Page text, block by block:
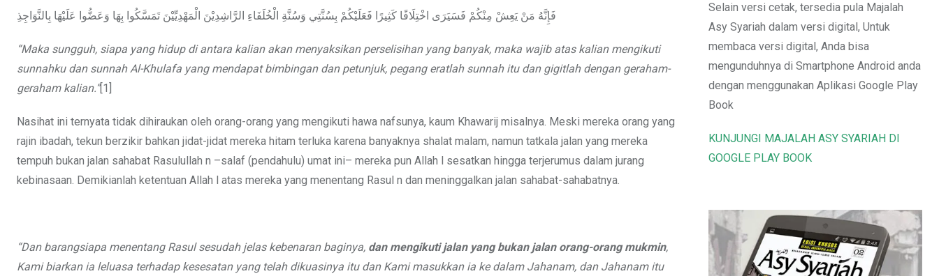
فَإِنَّهُ مَنْ يَعِشْ مِنْكُمْ فَسَيَرَى اخْتِلَافًا كَثِيرًا فَعَلَيْكُمْ بِسُنَّتِي وَسُنَّةِ الْخُلَفَاءِ الرَّاشِدِيْنَ الْمَهْدِيِّيْنَ تَمَسَّكُوا بِهَا وَعَضُّوا عَلَيْهَا بِالنَّوَاجِذِ
“Maka sungguh, siapa yang hidup di antara kalian akan menyaksikan perselisihan yang banyak, maka wajib atas kalian mengikuti
sunnahku dan sunnah Al-Khulafa yang mendapat bimbingan dan petunjuk, pegang eratlah sunnah itu dan gigitlah dengan geraham-
geraham kalian.”[1]
Nasihat ini ternyata tidak dihiraukan oleh orang-orang yang mengikuti hawa nafsunya, kaum Khawarij misalnya. Meski mereka orang yang
rajin ibadah, tekun berzikir bahkan jidat-jidat mereka hitam terluka karena banyaknya shalat malam, namun tatkala jalan yang mereka
tempuh bukan jalan sahabat Rasulullah n –salaf (pendahulu) umat ini– mereka pun Allah l sesatkan hingga terjerumus dalam jurang
kebinasaan. Demikianlah ketentuan Allah l atas mereka yang menentang Rasul n dan meninggalkan jalan sahabat-sahabatnya.
“Dan barangsiapa menentang Rasul sesudah jelas kebenaran baginya, dan mengikuti jalan yang bukan jalan orang-orang mukmin,
Kami biarkan ia leluasa terhadap kesesatan yang telah dikuasinya itu dan Kami masukkan ia ke dalam Jahanam, dan Jahanam itu
Selain versi cetak, tersedia pula Majalah
Asy Syariah dalam versi digital, Untuk
membaca versi digital, Anda bisa
mengunduhnya di Smartphone Android anda
dengan menggunakan Aplikasi Google Play
Book
KUNJUNGI MAJALAH ASY SYARIAH DI
GOOGLE PLAY BOOK